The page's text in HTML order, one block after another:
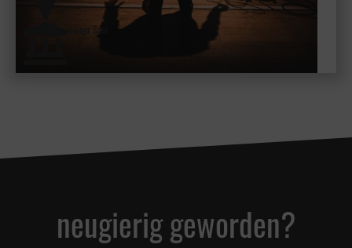
kleiner Saal
neugierig geworden?